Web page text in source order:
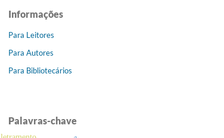
Informações
Para Leitores
Para Autores
Para Bibliotecários
Palavras-chave